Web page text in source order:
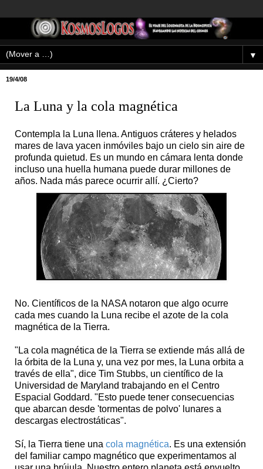
▼
19/4/08
La Luna y la cola magnética
Contempla la Luna llena. Antiguos cráteres y helados
mares de lava yacen inmóviles bajo un cielo sin aire de
profunda quietud. Es un mundo en cámara lenta donde
incluso una huella humana puede durar millones de
años. Nada más parece ocurrir allí. ¿Cierto?
No. Científicos de la NASA notaron que algo ocurre
cada mes cuando la Luna recibe el azote de la cola
magnética de la Tierra.
"La cola magnética de la Tierra se extiende más allá de
la órbita de la Luna y, una vez por mes, la Luna orbita a
través de ella", dice Tim Stubbs, un científico de la
Universidad de Maryland trabajando en el Centro
Espacial Goddard. "Esto puede tener consecuencias
que abarcan desde 'tormentas de polvo' lunares a
descargas electrostáticas".
Sí, la Tierra tiene una cola magnética. Es una extensión
del familiar campo magnético que experimentamos al